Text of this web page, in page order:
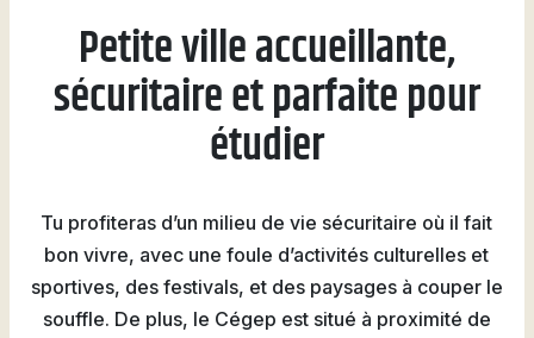
Petite ville accueillante,
sécuritaire et parfaite pour
étudier
Tu profiteras d’un milieu de vie sécuritaire où il fait
bon vivre, avec une foule d’activités culturelles et
sportives, des festivals, et des paysages à couper le
souffle. De plus, le Cégep est situé à proximité de